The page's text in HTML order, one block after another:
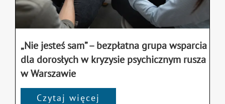
„Nie jesteś sam” – bezpłatna grupa wsparcia
dla dorosłych w kryzysie psychicznym rusza
w Warszawie
Czytaj więcej